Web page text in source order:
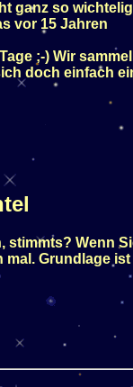
ganz so wichtelig
vor 15 Jahren
;-) Wir
doch einfach
Wenn
Grundlage